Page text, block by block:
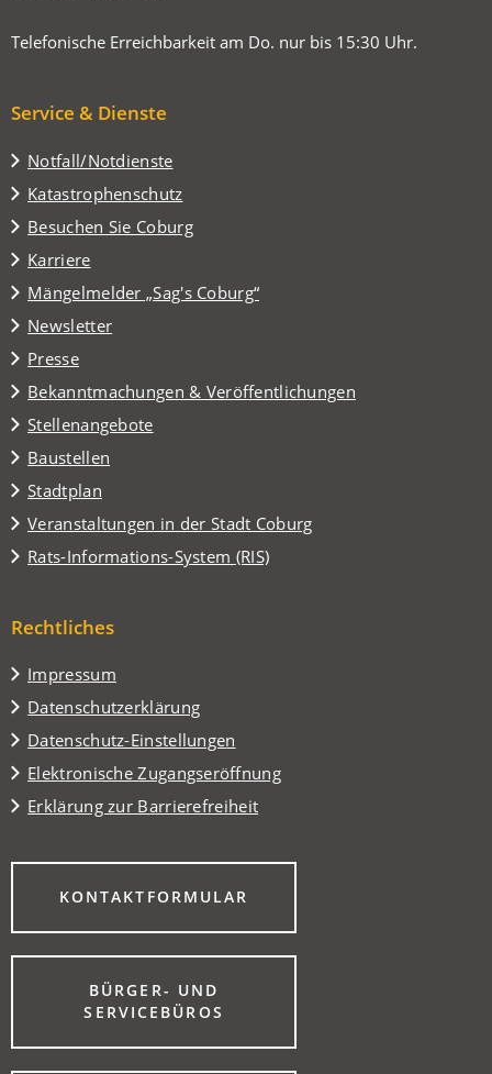
Telefonische Erreichbarkeit am Do. nur bis 15:30 Uhr.
Service & Dienste
Notfall/Notdienste
Katastrophenschutz
Besuchen Sie Coburg
(Öffnet
in
einem
neuen
Tab)
Karriere
Mängelmelder „Sag's Coburg“
(Öffnet
in
einem
neuen
Tab)
Newsletter
Presse
Bekanntmachungen & Veröffentlichungen
Stellenangebote
Baustellen
Stadtplan
(Öffnet
in
einem
neuen
Veranstaltungen in der Stadt Coburg
(Öffnet
in
einem
Tab)
Rats-Informations-System (RIS)
(Öffnet
neuen
Rechtliches
Impressum
Datenschutzerklärung
Datenschutz-Einstellungen
Elektronische Zugangseröffnung
Erklärung zur Barrierefreiheit
KONTAKTFORMULAR
(ÖFFNET
EINEM
NEUEN
BÜRGER- UND
SERVICEBÜROS
(ÖFFNET
EINEM